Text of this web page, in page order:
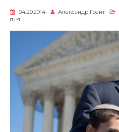
04.29.2014 Александр Грант
дня